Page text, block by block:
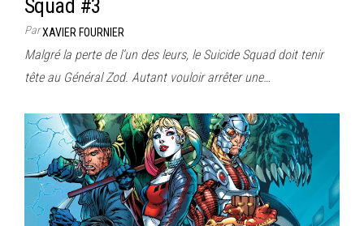
Squad #3
ParXAVIER FOURNIER
Malgré la perte de l’un des leurs, le Suicide Squad doit tenir
tête au Général Zod. Autant vouloir arrêter une…